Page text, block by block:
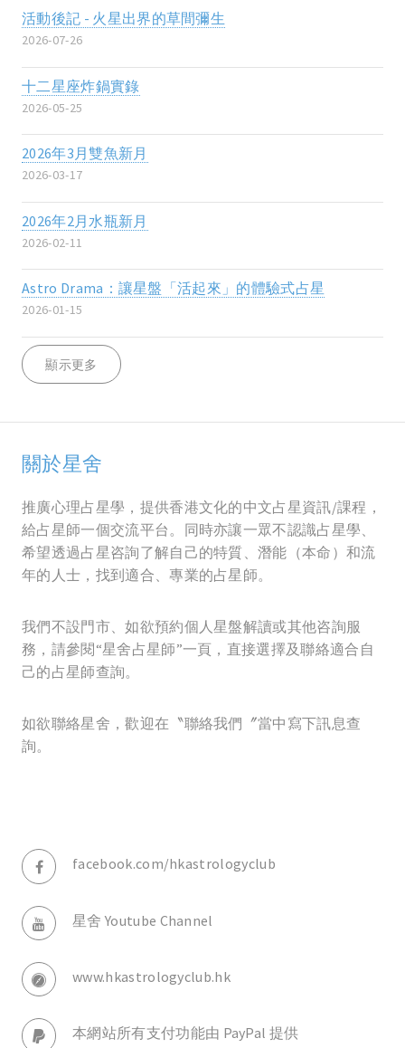
活動後記 - 火星出界的草間彌生
2026-07-26
十二星座炸鍋實錄
2026-05-25
2026年3月雙魚新月
2026-03-17
2026年2月水瓶新月
2026-02-11
Astro Drama：讓星盤「活起來」的體驗式占星
2026-01-15
顯示更多
關於星舍
推廣心理占星學，提供香港文化的中文占星資訊/課程，
給占星師一個交流平台。同時亦讓一眾不認識占星學、
希望透過占星咨詢了解自己的特質、潛能（本命）和流
年的人士，找到適合、專業的占星師。
我們不設門市、如欲預約個人星盤解讀或其他咨詢服
務，請參閱“星舍占星師”一頁，直接選擇及聯絡適合自
己的占星師查詢。
如欲聯絡星舍，歡迎在〝聯絡我們〞當中寫下訊息查
詢。
facebook.com/hkastrologyclub
星舍 Youtube Channel
www.hkastrologyclub.hk
本網站所有支付功能由 PayPal 提供